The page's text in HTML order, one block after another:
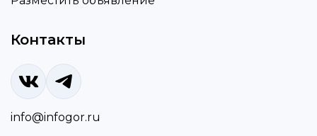
Контакты
info@infogor.ru